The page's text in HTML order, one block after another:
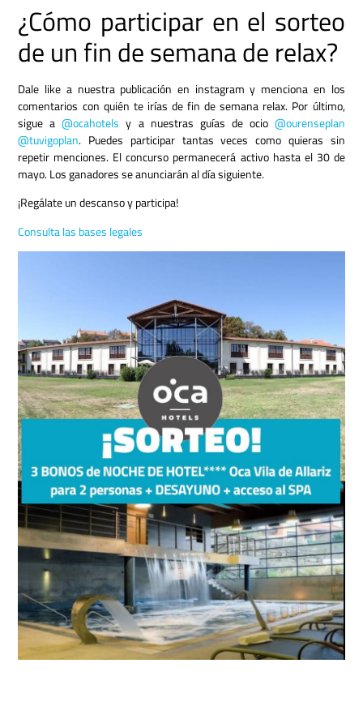
¿Cómo participar en el sorteo
de un fin de semana de relax?
Dale like a nuestra publicación en instagram y menciona en los
comentarios con quién te irías de fin de semana relax. Por último,
sigue a@ocahotels y a nuestras guías de ocio @ourenseplan
@tuvigoplan. Puedes participar tantas veces como quieras sin
repetir menciones. El concurso permanecerá activo hasta el 30 de
mayo. Los ganadores se anunciarán al día siguiente.
¡Regálate un descanso y participa!
Consulta las bases legales